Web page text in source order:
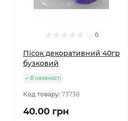
0
Пісок декоративний 40гр
бузковий
В наявності
Код товару: 73738
40.00 грн